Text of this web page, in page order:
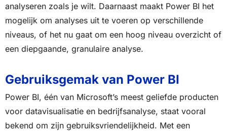
analyseren zoals je wilt. Daarnaast maakt Power BI het
mogelijk om analyses uit te voeren op verschillende
niveaus, of het nu gaat om een hoog niveau overzicht of
een diepgaande, granulaire analyse.
Gebruiksgemak van Power BI
Power BI, één van Microsoft’s meest geliefde producten
voor datavisualisatie en bedrijfsanalyse, staat vooral
bekend om zijn gebruiksvriendelijkheid. Met een